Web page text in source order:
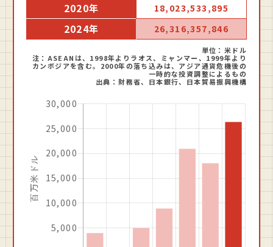
2020年 18,023,533,895
2024年 26,316,357,846
単位：米ドル
注：ASEANは、1998年よりラオス、ミャンマー、1999年より
カンボジアを含む。2000年の落ち込みは、アジア通貨危機後の
一時的な投資調整によるもの
出典：財務省、⽇本銀⾏、⽇本貿易振興機構